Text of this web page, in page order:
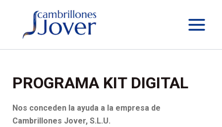
contenido
PROGRAMA KIT DIGITAL
Nos conceden la ayuda a la empresa de
Cambrillones Jover, S.L.U.